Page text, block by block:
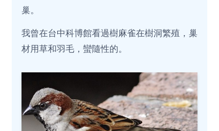
巢。
我曾在台中科博館看過樹麻雀在樹洞繁殖，巢
材用草和羽毛，蠻隨性的。